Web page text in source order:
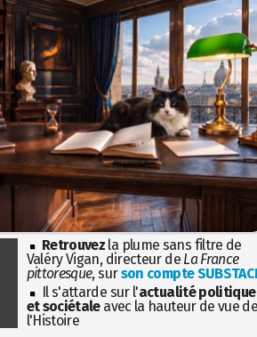
Retrouvez la plume sans filtre de
Valéry Vigan, directeur de La France
pittoresque, surson compte
Il s'attarde sur l'actualité politique
et sociétaleavec la hauteur de vue
l'Histoire